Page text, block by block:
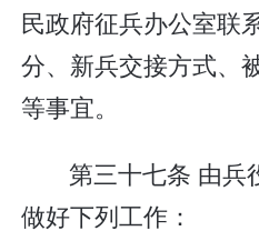
民政府征兵办公室联
分、新兵交接方式、
等事宜。
第三十七条 由兵
做好下列工作：